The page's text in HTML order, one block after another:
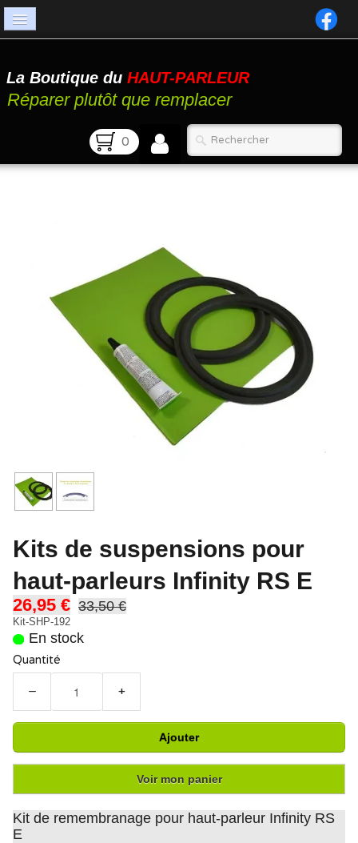
Catalogue
Atelier
La Boutique du HAUT-PARLEUR
Réparer plutôt que remplacer
0
Kits de suspensions pour
haut-parleurs Infinity RS E
26,95 € 33,50 €
Kit-SHP-192
En stock
Quantité
− +
Ajouter
Voir mon panier
Kit de remembranage pour haut-parleur Infinity RS
E